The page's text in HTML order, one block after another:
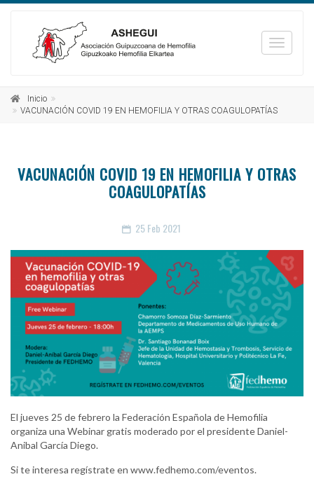
Inicio
VACUNACIÓN COVID 19 EN HEMOFILIA Y OTRAS COAGULOPATÍAS
VACUNACIÓN COVID 19 EN HEMOFILIA Y OTRAS
COAGULOPATÍAS
25 Feb 2021
El jueves 25 de febrero la Federación Española de Hemofilia
organiza una Webinar gratis moderado por el presidente Daniel-
Anibal García Diego.
Si te interesa regístrate en www.fedhemo.com/eventos.